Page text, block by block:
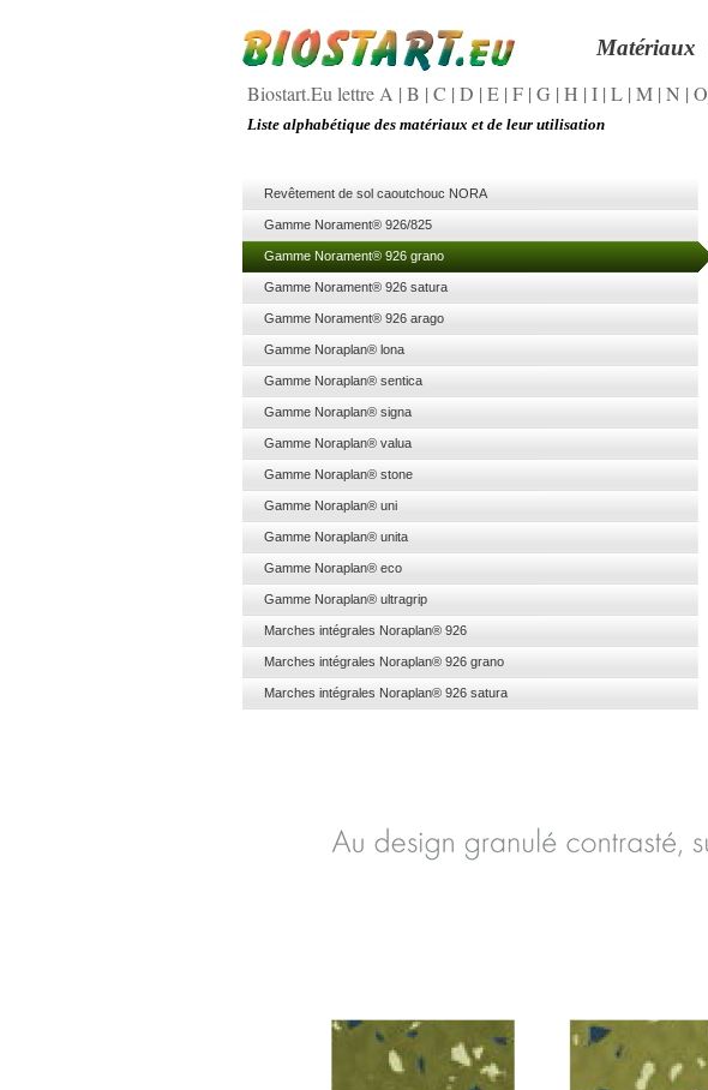
Revêtement de sol caoutchouc NORA
Gamme Norament® 926/825
Gamme Norament® 926 grano
Gamme Norament® 926 satura
Gamme Norament® 926 arago
Gamme Noraplan® lona
Gamme Noraplan® sentica
Gamme Noraplan® signa
Gamme Noraplan® valua
Gamme Noraplan® stone
Gamme Noraplan® uni
Gamme Noraplan® unita
Gamme Noraplan® eco
Gamme Noraplan® ultragrip
Marches intégrales Noraplan® 926
Marches intégrales Noraplan® 926 grano
Marches intégrales Noraplan® 926 satura
Liste alphabétique des matériaux et de leur utilisation
Biostart.Eu lettre A | B | C | D | E | F | G | H | I | L | M | N | O
Matériaux